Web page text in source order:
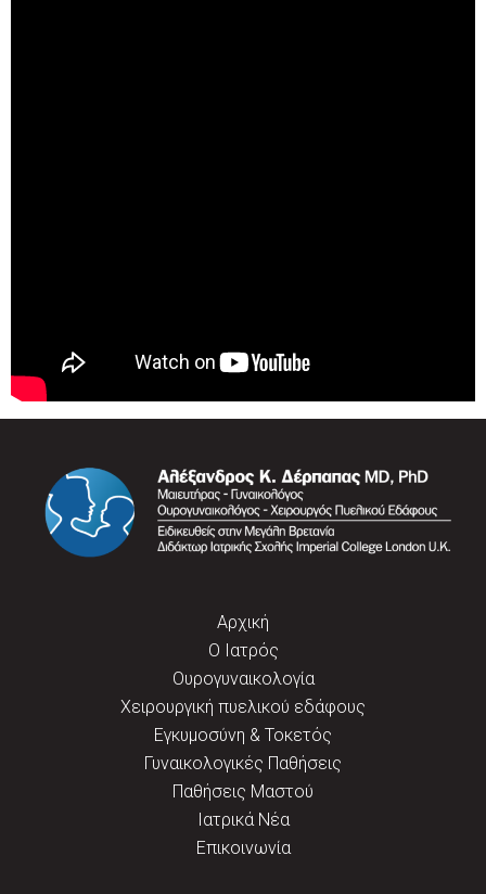
Αρχική
Ο Ιατρός
Ουρογυναικολογία
Χειρουργική πυελικού εδάφους
Εγκυμοσύνη & Τοκετός
Γυναικολογικές Παθήσεις
Παθήσεις Μαστού
Ιατρικά Νέα
Επικοινωνία